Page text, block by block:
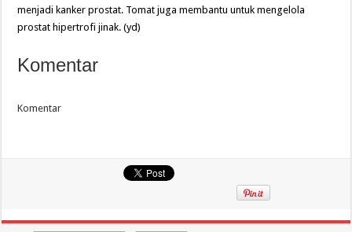
menjadi kanker prostat. Tomat juga membantu untuk mengelola
prostat hipertrofi jinak. (yd)
Komentar
Komentar